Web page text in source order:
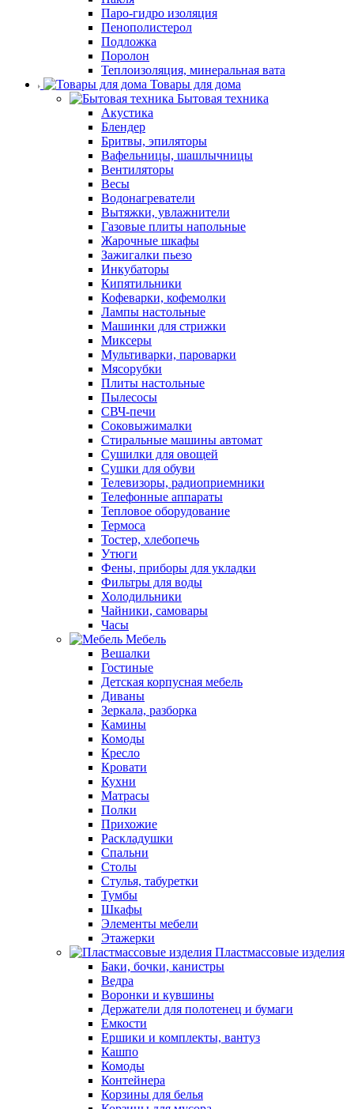
Паро-гидро изоляция
Пенополистерол
Подложка
Поролон
Теплоизоляция, минеральная вата
Товары для дома
Бытовая техника
Акустика
Блендер
Бритвы, эпиляторы
Вафельницы, шашлычницы
Вентиляторы
Весы
Водонагреватели
Вытяжки, увлажнители
Газовые плиты напольные
Жарочные шкафы
Зажигалки пьезо
Инкубаторы
Кипятильники
Кофеварки, кофемолки
Лампы настольные
Машинки для стрижки
Миксеры
Мультиварки, пароварки
Мясорубки
Плиты настольные
Пылесосы
СВЧ-печи
Соковыжималки
Стиральные машины автомат
Сушилки для овощей
Сушки для обуви
Телевизоры, радиоприемники
Телефонные аппараты
Тепловое оборудование
Термоса
Тостер, хлебопечь
Утюги
Фены, приборы для укладки
Фильтры для воды
Холодильники
Чайники, самовары
Часы
Мебель
Вешалки
Гостиные
Детская корпусная мебель
Диваны
Зеркала, разборка
Камины
Комоды
Кресло
Кровати
Кухни
Матрасы
Полки
Прихожие
Раскладушки
Спальни
Столы
Стулья, табуретки
Тумбы
Шкафы
Элементы мебели
Этажерки
Пластмассовые изделия
Баки, бочки, канистры
Ведра
Воронки и кувшины
Держатели для полотенец и бумаги
Емкости
Ершики и комплекты, вантуз
Кашпо
Комоды
Контейнера
Корзины для белья